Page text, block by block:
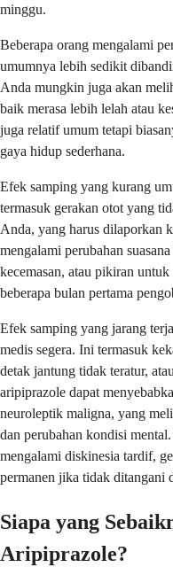
minggu.
Beberapa orang mengalami
umumnya lebih sedikit
Anda mungkin juga akan
baik merasa lebih lelah atau
juga relatif umum tetapi
gaya hidup sederhana.
Efek samping yang kurang
termasuk gerakan otot yang
Anda, yang harus dilaporkan
mengalami perubahan
kecemasan, atau pikiran
beberapa bulan pertama
Efek samping yang jarang
medis segera. Ini termasuk
detak jantung tidak teratur,
aripiprazole dapat
neuroleptik maligna, yang
dan perubahan kondisi
mengalami diskinesia tardif,
permanen jika tidak ditangani
Siapa yang
Aripiprazole?